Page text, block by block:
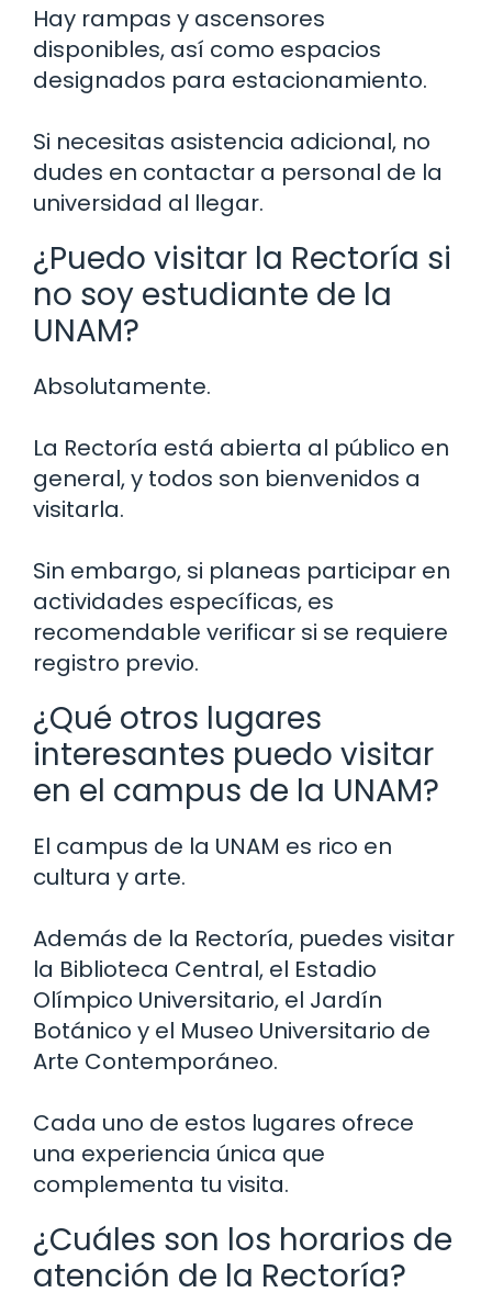
Hay rampas y ascensores
disponibles, así como espacios
designados para estacionamiento.
Si necesitas asistencia adicional, no
dudes en contactar a personal de la
universidad al llegar.
¿Puedo visitar la Rectoría si
no soy estudiante de la
UNAM?
Absolutamente.
La Rectoría está abierta al público en
general, y todos son bienvenidos a
visitarla.
Sin embargo, si planeas participar en
actividades específicas, es
recomendable verificar si se requiere
registro previo.
¿Qué otros lugares
interesantes puedo visitar
en el campus de la UNAM?
El campus de la UNAM es rico en
cultura y arte.
Además de la Rectoría, puedes visitar
la Biblioteca Central, el Estadio
Olímpico Universitario, el Jardín
Botánico y el Museo Universitario de
Arte Contemporáneo.
Cada uno de estos lugares ofrece
una experiencia única que
complementa tu visita.
¿Cuáles son los horarios de
atención de la Rectoría?